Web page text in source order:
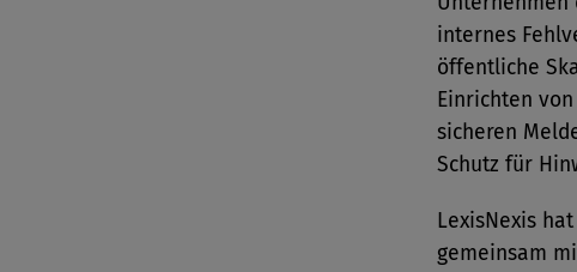
internes
öffentliche
Einrichten
sicheren
Schutz für
LexisNexis
gemeinsam